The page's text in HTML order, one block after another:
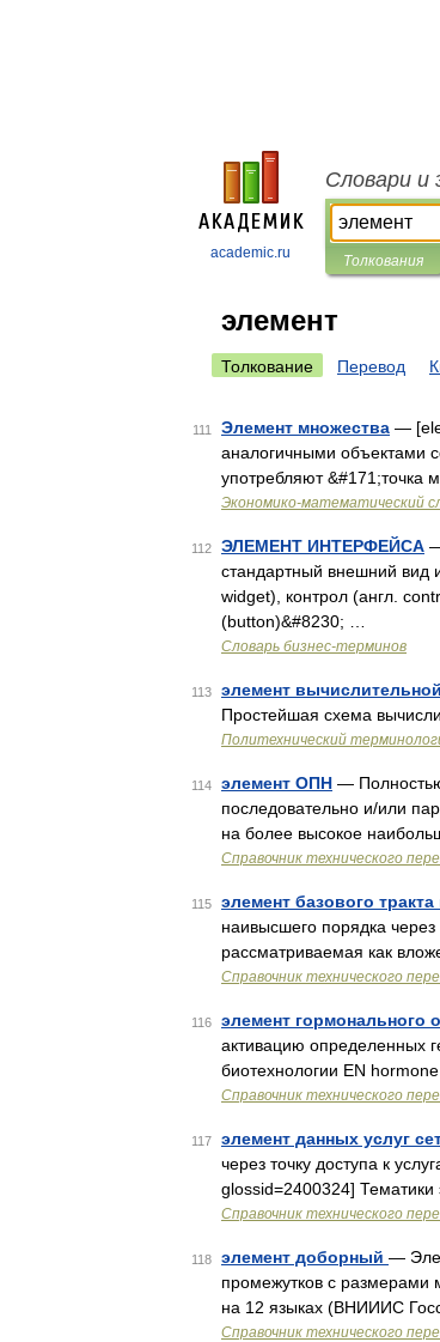
academic.ru
Словари и
Толкования
элемент
Толкование Перевод
111 Элемент множества —
аналогичными объектами
употребляют &#171;точка
Экономико-математический
112 ЭЛЕМЕНТ ИНТЕРФЕЙСА
стандартный внешний вид
widget), контрол (англ.
(button)&#8230; …
Словарь бизнес-терминов
113 элемент
Простейшая схема
Политехнический
114 элемент ОПН —
последовательно и/или
на более высокое
Справочник технического
115 элемент базового
наивысшего порядка
рассматриваемая как
Справочник технического
116 элемент гормонального
активацию определенных
биотехнологии EN
Справочник технического
117 элемент данных услуг
через точку доступа к
glossid=2400324] Тематики
Справочник технического
118 элемент доборный —
промежутков с размерами
на 12 языках (ВНИИИС
Справочник технического